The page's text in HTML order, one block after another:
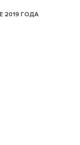
2019 ГОДА